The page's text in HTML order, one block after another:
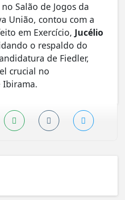
Salão de Jogos da
União, contou com a
em Exercício, Jucélio
o respaldo do
de Fiedler,
crucial no
Ibirama.